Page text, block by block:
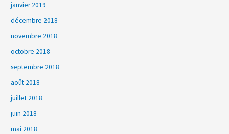
janvier 2019
décembre 2018
novembre 2018
octobre 2018
septembre 2018
août 2018
juillet 2018
juin 2018
mai 2018